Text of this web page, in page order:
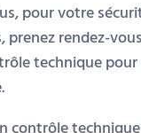
pour votre
prenez rendez-
technique